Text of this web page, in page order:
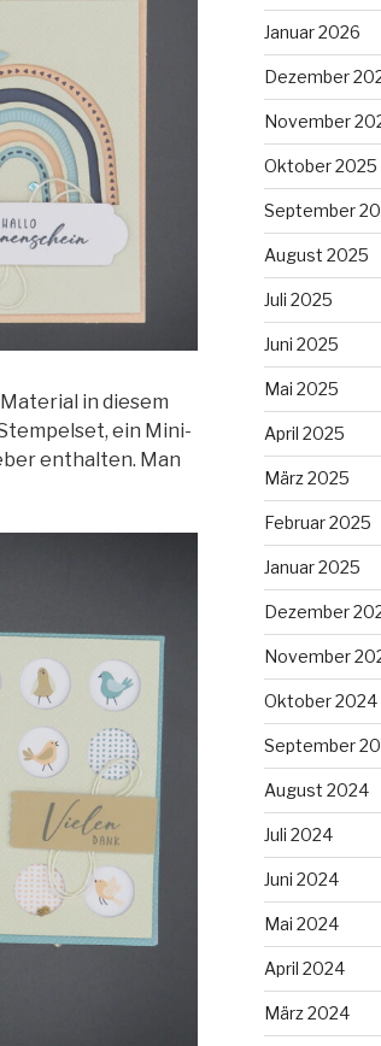
in diesem
ein Mini-
enthalten. Man
Januar 2026
Dezember
November
Oktober 2025
September
August 2025
Juli 2025
Juni 2025
Mai 2025
April 2025
März 2025
Februar 2025
Januar 2025
Dezember
November
Oktober 2024
September
August 2024
Juli 2024
Juni 2024
Mai 2024
April 2024
März 2024